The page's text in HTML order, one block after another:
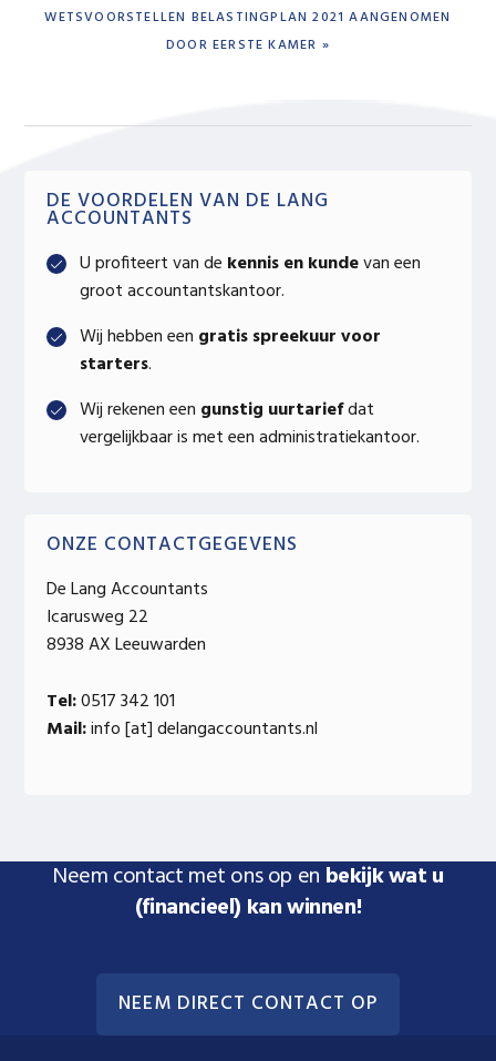
NEXT
WETSVOORSTELLEN BELASTINGPLAN 2021 AANGENOMEN
DOOR EERSTE KAMER »
Primary
Sidebar
DE VOORDELEN VAN DE LANG
ACCOUNTANTS
U profiteert van de kennis en kundevan een
groot accountantskantoor.
Wij hebben een gratis spreekuur voor
starters.
Wij rekenen een gunstig uurtariefdat
vergelijkbaar is met een administratiekantoor.
ONZE CONTACTGEGEVENS
De Lang Accountants
Icarusweg 22
8938 AX Leeuwarden
Tel:0517 342 101
Mail:info [at] delangaccountants.nl
Neem contact met ons op en bekijk wat u
(financieel) kan winnen!
NEEM DIRECT CONTACT OP